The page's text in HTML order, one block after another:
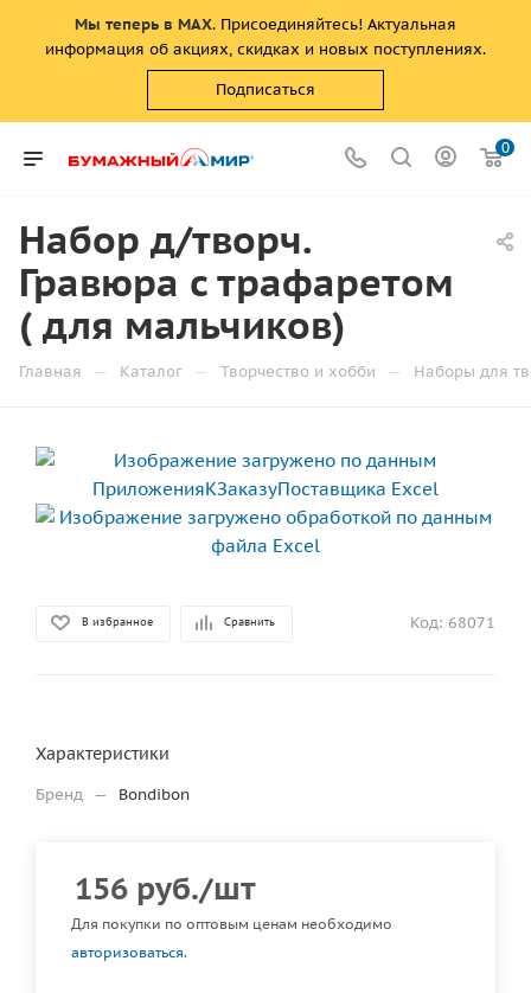
Мы теперь в MAX. Присоединяйтесь! Актуальная
информация об акциях, скидках и новых поступлениях.
Подписаться
0
Набор д/творч.
Гравюра с трафаретом
( для мальчиков)
Главная — Каталог — Творчество и хобби — Наборы для
В избранное Сравнить Код: 68071
Характеристики
Бренд — Bondibon
156 руб./шт
Для покупки по оптовым ценам необходимо
авторизоваться.